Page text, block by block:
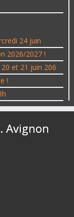
24 juin
2026/2027 !
et 21 juin 206
!
Avignon